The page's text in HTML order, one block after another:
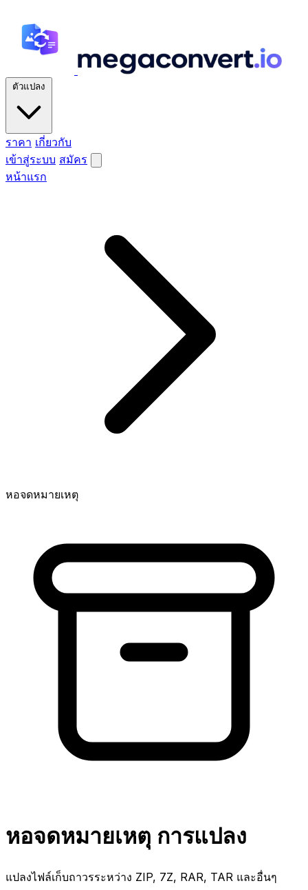
ตัวแปลง
ราคา เกี่ยวกับ
เข้าสู่ระบบ สมัคร
หน้าแรก
หอจดหมายเหตุ
หอจดหมายเหตุ การแปลง
แปลงไฟล์เก็บถาวรระหว่าง ZIP, 7Z, RAR, TAR และอื่นๆ